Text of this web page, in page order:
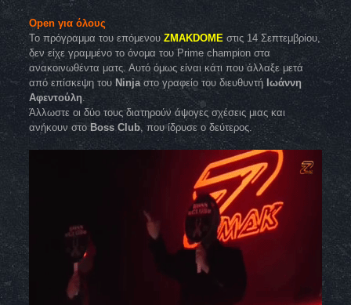
Open για όλους
Το πρόγραμμα του επόμενου ZMAKDOMEστις 14 Σεπτεμβρίου,
δεν είχε γραμμένο το όνομα του Prime champion στα
ανακοινωθέντα ματς. Αυτό όμως είναι κάτι που άλλαξε μετά
από επίσκεψη του Ninjaστο γραφείο του διευθυντή Ιωάννη
Αφεντούλη.
Άλλωστε οι δύο τους διατηρούν άψογες σχέσεις μιας και
ανήκουν στο Boss Club, που ίδρυσε ο δεύτερος.